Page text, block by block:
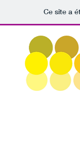
Ce site a